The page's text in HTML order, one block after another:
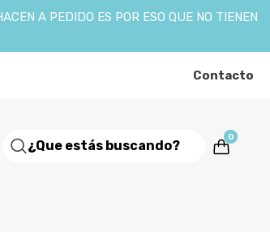
A PEDIDO ES POR ESO QUE NO TIENEN
Contacto
0